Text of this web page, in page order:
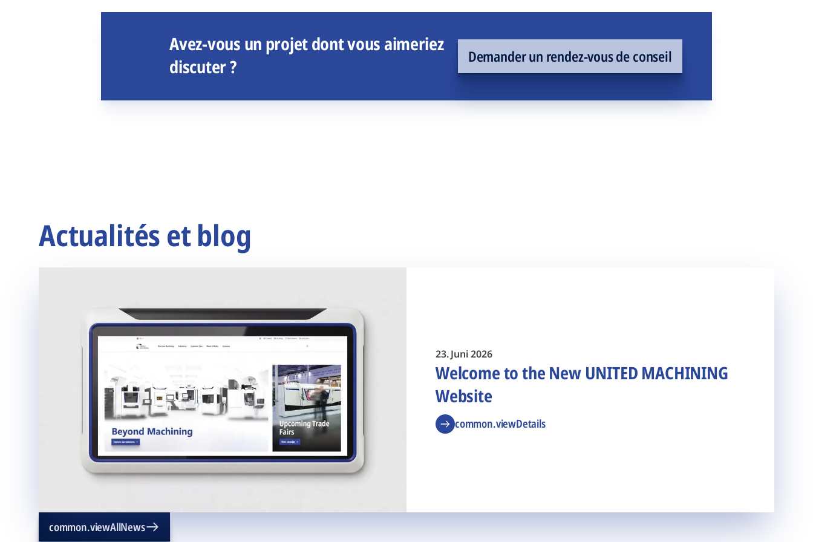
Avez-vous un projet dont vous aimeriez
discuter ?
Demander un rendez-vous de conseil
Actualités et blog
23. Juni 2026
Welcome to the New UNITED MACHINING
Website
common.viewDetails
common.viewAllNews